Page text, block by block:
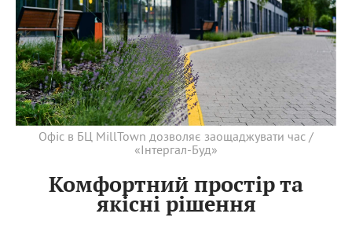
Офіс в БЦ MillTown дозволяє заощаджувати час /
«Інтергал-Буд»
Комфортний простір та
якісні рішення